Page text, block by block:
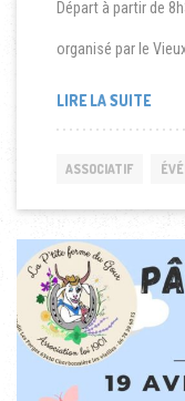
Départ à partir de
organisé par le
LIRE LA SUITE
ASSOCIATIF